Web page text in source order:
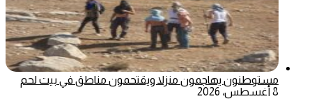
مستوطنون يهاجمون منزلا ويقتحمون مناطق في بيت لحم
8 أغسطس، 2026